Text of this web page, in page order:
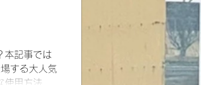
本記事では
する大人気
用方法や